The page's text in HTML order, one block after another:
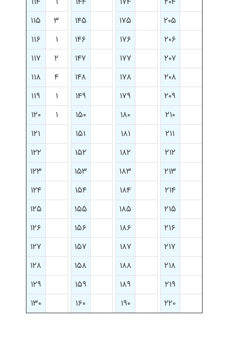
۲۰۵
۱۷۵ ۱۴۵ ۳
۱۱۵
۲۰۶
۱۷۶ ۱۴۶ ۱
۱۱۶
۲۰۷
۱۷۷ ۱۴۷ ۲
۱۱۷
۲۰۸
۱۷۸ ۱۴۸ ۴
۱۱۸
۲۰۹
۱۷۹ ۱۴۹ ۱
۱۱۹
۲۱۰
۱۸۰ ۱۵۰ ۱
۱۲۰
۲۱۱
۱۸۱ ۱۵۱
۱۲۱
۲۱۲
۱۸۲ ۱۵۲
۱۲۲
۲۱۳
۱۸۳ ۱۵۳
۱۲۳
۲۱۴
۱۸۴ ۱۵۴
۱۲۴
۲۱۵
۱۸۵ ۱۵۵
۱۲۵
۲۱۶
۱۸۶ ۱۵۶
۱۲۶
۲۱۷
۱۸۷ ۱۵۷
۱۲۷
۲۱۸
۱۸۸ ۱۵۸
۱۲۸
۲۱۹
۱۸۹ ۱۵۹
۱۲۹
۲۲۰
۱۹۰ ۱۶۰ ۱۳۰